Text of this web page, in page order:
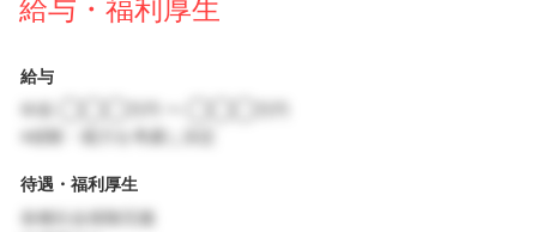
給与・福利厚生
給与
※経験・能力を考慮し決定
待遇・福利厚生
各種社会保険完備